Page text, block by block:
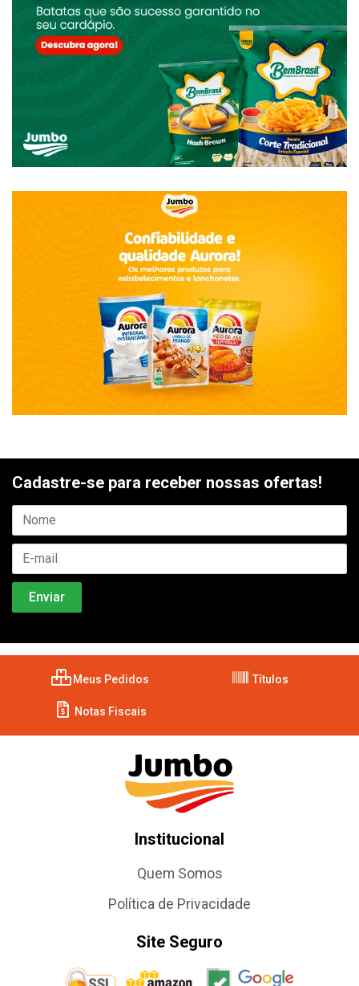
Cadastre-se para receber nossas ofertas!
Meus Pedidos Títulos
Notas Fiscais
Institucional
Quem Somos
Política de Privacidade
Site Seguro